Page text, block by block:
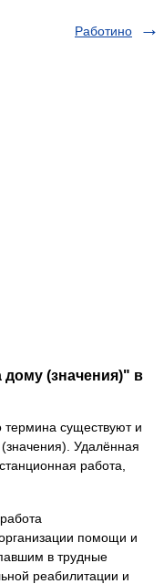
Работино
дому (значения)" в
термина существуют и
Удалённая
работа,
помощи и
в трудные
реабилитации и